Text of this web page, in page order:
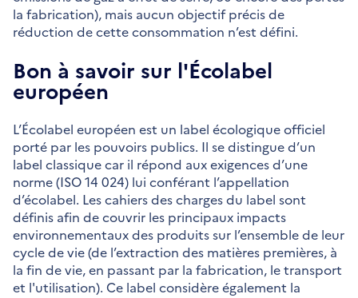
la fabrication), mais aucun objectif précis de
réduction de cette consommation n’est défini.
Bon à savoir sur l'Écolabel
européen
L’Écolabel européen est un label écologique officiel
porté par les pouvoirs publics. Il se distingue d’un
label classique car il répond aux exigences d’une
norme (ISO 14 024) lui conférant l’appellation
d’écolabel. Les cahiers des charges du label sont
définis afin de couvrir les principaux impacts
environnementaux des produits sur l’ensemble de leur
cycle de vie (de l’extraction des matières premières, à
la fin de vie, en passant par la fabrication, le transport
et l'utilisation). Ce label considère également la